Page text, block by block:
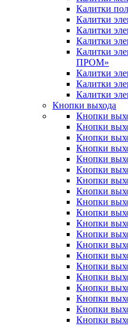
Калитки
Калитки
Калитки
Калитки
Калитки
ПРОМ»
Калитки
Калитки
Калитки
Кнопки выхода
Кнопки
Кнопки
Кнопки
Кнопки
Кнопки
Кнопки
Кнопки
Кнопки
Кнопки
Кнопки
Кнопки
Кнопки
Кнопки
Кнопки
Кнопки
Кнопки
Кнопки
Кнопки
Кнопки
Кнопки